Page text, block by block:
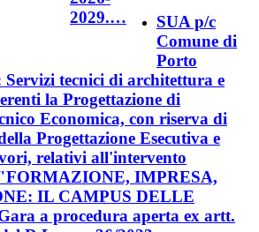
2029.…
SUA p/c
Comune di
Porto
tecnici di architettura e
la Progettazione di
Economica, con riserva di
Progettazione Esecutiva e
relativi all'intervento
IMPRESA,
IL CAMPUS DELLE
a procedura aperta ex artt.